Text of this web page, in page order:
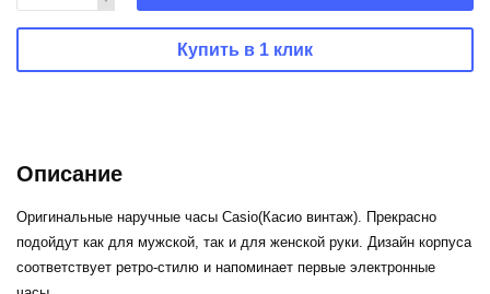
Купить в 1 клик
Описание
Оригинальные наручные часы Casio(Касио винтаж). Прекрасно
подойдут как для мужской, так и для женской руки. Дизайн корпуса
соответствует ретро-стилю и напоминает первые электронные